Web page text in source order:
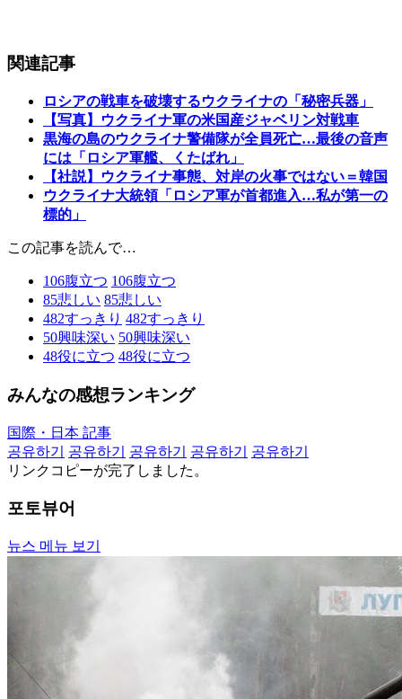
関連記事
ロシアの戦車を破壊するウクライナの「秘密兵器」
【写真】ウクライナ軍の米国産ジャベリン対戦車
黒海の島のウクライナ警備隊が全員死亡…最後の音声
には「ロシア軍艦、くたばれ」
【社説】ウクライナ事態、対岸の火事ではない＝韓国
ウクライナ大統領「ロシア軍が首都進入…私が第一の
標的」
この記事を読んで…
106腹立つ 106腹立つ
85悲しい 85悲しい
482すっきり 482すっきり
50興味深い 50興味深い
48役に立つ 48役に立つ
みんなの感想ランキング
国際・日本 記事
공유하기
공유하기 공유하기 공유하기
공유하기
リンクコピーが完了しました。
포토뷰어
뉴스 메뉴 보기